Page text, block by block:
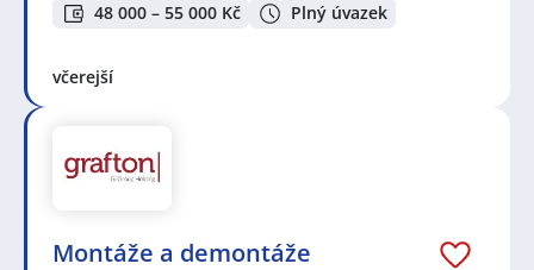
48 000 – 55 000 Kč Plný úvazek
včerejší
Montáže a demontáže